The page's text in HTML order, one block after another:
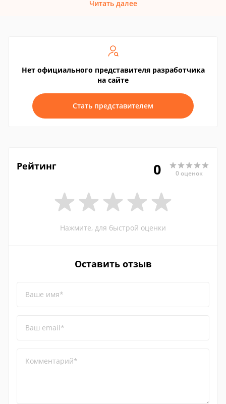
Читать далее
Нет официального представителя разработчика
на сайте
Стать представителем
Рейтинг 0 0 оценок
Нажмите, для быстрой оценки
Оставить отзыв
Ваше имя*
Ваш email*
Комментарий*